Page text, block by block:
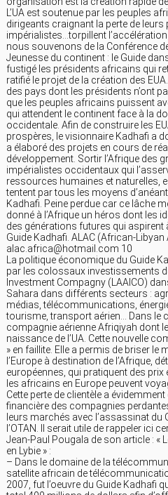
L’UA est soutenue par les peuples
dirigeants craignant la perte de leurs
impérialistes…torpillent
nous souvenons de la Conférence
Jeunesse du continent : le Guide
fustigé les présidents africains qui
ratifié le projet de la création des
des pays dont les présidents n’ont
que les peuples africains puissent
qui attendent le continent face à la
occidentale. Afin de construire les
prospères, le visionnaire Kadhafi a
a élaboré des projets en cours de
développement. Sortir l’Afrique des
impérialistes occidentaux qui
ressources humaines et naturelles,
tentent par tous les moyens
Kadhafi. Peine perdue car ce lâche
donné à l’Afrique un héros dont les
des générations futures qui
Guide Kadhafi. ALAC (African-
alac.africa@hotmail.com 10
La politique économique du Guide
par les colossaux investissements
Investment Compagny (LAAICO)
Sahara dans différents secteurs :
médias, télécommunications,
tourisme, transport aérien… Dans le
compagnie aérienne Afriqiyah dont
naissance de l’UA. Cette nouvelle
» en faillite. Elle a permis de briser
l’Europe à destination de l’Afrique,
européennes, qui pratiquent des prix
les africains en Europe peuvent
Cette perte de clientèle a
financière des compagnies
leurs marchés avec l’assassinat du
l’OTAN. Il serait utile de rappeler ici
Jean-Paul Pougala de son article : «
en Lybie » :
– Dans le domaine de la
satellite africain de
2007, fut l’oeuvre du Guide Kadhafi